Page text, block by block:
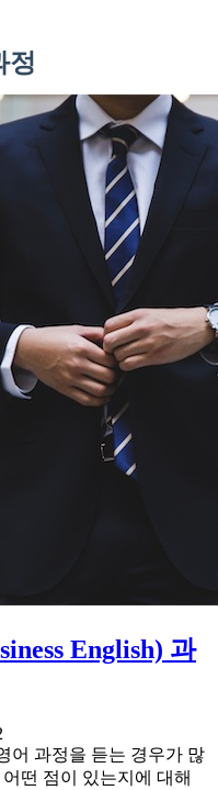
정
English) 과
어 과정을 듣는 경우가 많
떤 점이 있는지에 대해